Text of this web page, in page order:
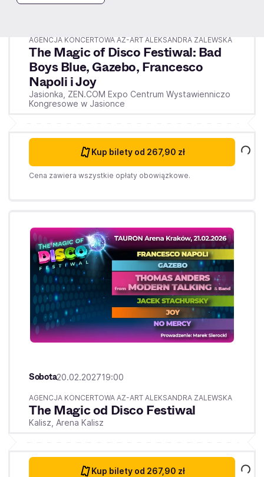
AGENCJA KONCERTOWA AZ-ART ALEKSANDRA ZALEWSKA
The Magic of Disco Festiwal: Bad
Boys Blue, Gazebo, Francesco
Napoli i Joy
Jasionka, ZEN.COM Expo Centrum Wystawienniczo
Kongresowe w Jasionce
Kup bilety od 267,90 zł
Cena zawiera wszystkie opłaty obowiązkowe.
Sobota20.02.202719:00
AGENCJA KONCERTOWA AZ-ART ALEKSANDRA ZALEWSKA
The Magic od Disco Festiwal
Kalisz, Arena Kalisz
Kup bilety od 267,90 zł